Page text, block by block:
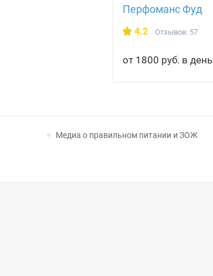
Перфоманс Фуд
4.2 Отзывов: 57
от 1800 руб. в день
Медиа о правильном питании и ЗОЖ